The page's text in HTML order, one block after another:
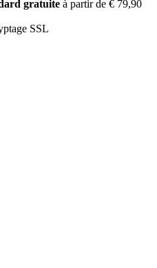
gratuite à partir de € 79,90
SSL